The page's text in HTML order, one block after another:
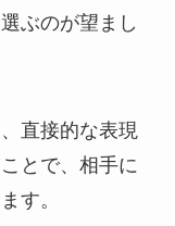
ぶのが望まし
直接的な表現
とで、相手に
す。